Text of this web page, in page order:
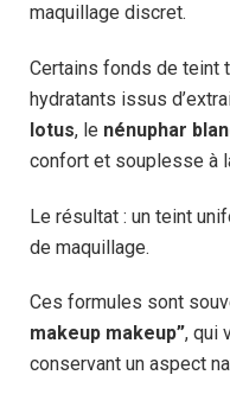
maquillage discret.
Certains fonds de teint
hydratants issus
lotus, le nénuphar
confort et souplesse à
Le résultat : un teint
de maquillage.
Ces formules sont
makeup makeup”, qui
conservant un aspect